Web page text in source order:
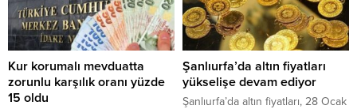
Kur korumalı mevduatta
zorunlu karşılık oranı yüzde
15 oldu
Şanlıurfa’da altın fiyatları
yükselişe devam ediyor
Şanlıurfa’da altın fiyatları, 28 Ocak